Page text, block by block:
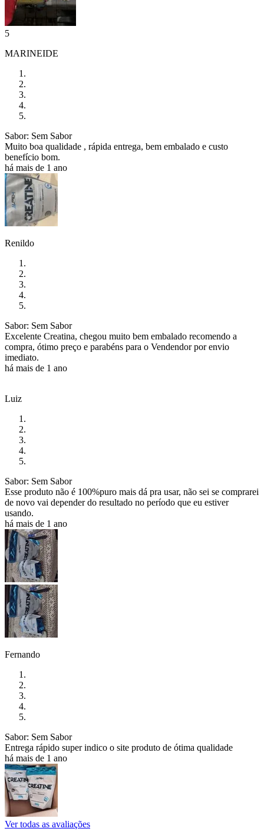
5
MARINEIDE
Sabor: Sem Sabor
Muito boa qualidade , rápida entrega, bem embalado e custo
benefício bom.
há mais de 1 ano
Renildo
Sabor: Sem Sabor
Excelente Creatina, chegou muito bem embalado recomendo a
compra, ótimo preço e parabéns para o Vendendor por envio
imediato.
há mais de 1 ano
Luiz
Sabor: Sem Sabor
Esse produto não é 100%puro mais dá pra usar, não sei se comprarei
de novo vai depender do resultado no período que eu estiver
usando.
há mais de 1 ano
Fernando
Sabor: Sem Sabor
Entrega rápido super indico o site produto de ótima qualidade
há mais de 1 ano
Ver todas as avaliações